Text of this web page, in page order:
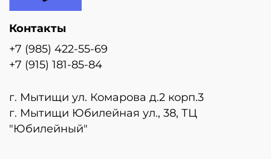
Контакты
+7 (985) 422-55-69
+7 (915) 181-85-84
г. Мытищи ул. Комарова д.2 корп.3
г. Мытищи Юбилейная ул., 38, ТЦ
"Юбилейный"